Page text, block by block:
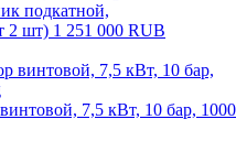
подкатной,
2 шт) 1 251 000 RUB
7,5 кВт, 10 бар, 1000